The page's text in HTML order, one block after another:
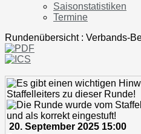
Saisonstatistiken
Termine
Rundenübersicht : Verbands-
20. September 2025 15:00